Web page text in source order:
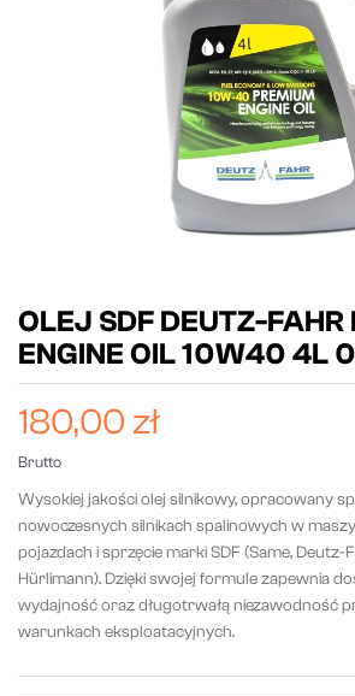
OLEJ SDF DEUTZ-FAHR
ENGINE OIL 10W40 4L
180,00 zł
Brutto
Wysokiej jakości olej silnikowy, opracowany
nowoczesnych silnikach spalinowych w
pojazdach i sprzęcie marki SDF (Same, Deutz-
Hürlimann). Dzięki swojej formule zapewnia
wydajność oraz długotrwałą niezawodność
warunkach eksploatacyjnych.